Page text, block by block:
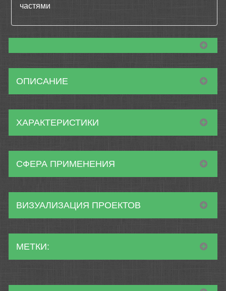
частями
ОПИСАНИЕ
ХАРАКТЕРИСТИКИ
СФЕРА ПРИМЕНЕНИЯ
ВИЗУАЛИЗАЦИЯ ПРОЕКТОВ
МЕТКИ: